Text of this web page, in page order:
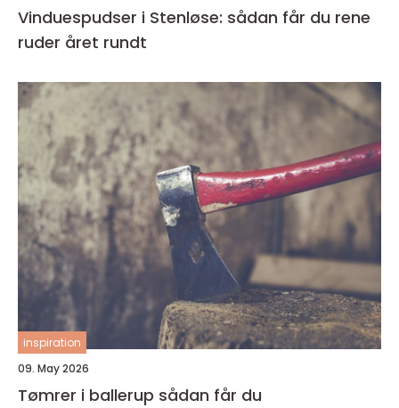
Vinduespudser i Stenløse: sådan får du rene
ruder året rundt
inspiration
09. May 2026
Tømrer i ballerup sådan får du